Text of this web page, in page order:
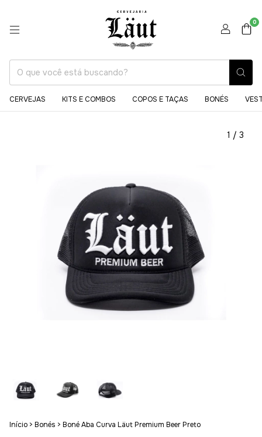
0
CERVEJAS KITS E COMBOS COPOS E TAÇAS BONÉS
1 / 3
Início > Bonés > Boné Aba Curva Läut Premium Beer Preto